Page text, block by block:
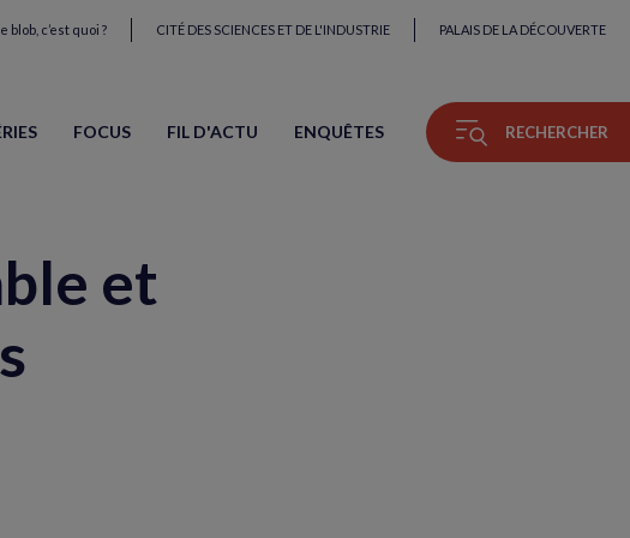
blob, c’est quoi ? CITÉ DES SCIENCES ET DE L'INDUSTRIE PALAIS DE LA DÉCOUVERTE
FOCUS FIL D'ACTU ENQUÊTES RECHERCHER
et